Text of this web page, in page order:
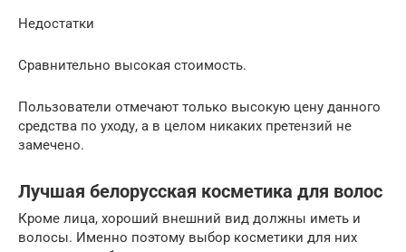
Недостатки
Сравнительно высокая стоимость.
Пользователи отмечают только высокую цену данного
средства по уходу, а в целом никаких претензий не
замечено.
Лучшая белорусская косметика для волос
Кроме лица, хороший внешний вид должны иметь и
волосы. Именно поэтому выбор косметики для них